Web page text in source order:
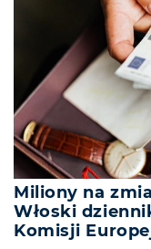
Miliony na
Włoski
Komisji